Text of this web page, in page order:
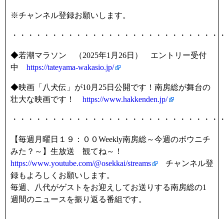
※チャンネル登録お願いします。
・・・・・・・・・・・・・・・・・・・・・・・・・・
◆若潮マラソン （2025年1月26日） エントリー受付
中 https://tateyama-wakasio.jp/
◆映画「八犬伝」が10月25日公開です！南房総が舞台の
壮大な映画です！ https://www.hakkenden.jp/
・・・・・・・・・・・・・・・・・・・・・・・・・・
【毎週月曜日１９：００Weekly南房総～今週のボウニチ
みた？～】生放送 観てね～！
https://www.youtube.com/@osekkai/streams
チャンネル登
録もよろしくお願いします。
毎週、八代がゲストをお迎えしてお送りする南房総の1
週間のニュースを振り返る番組です。